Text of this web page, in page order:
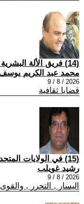
(14) فريق الألة البشرية - الحلقة السادسة
محمد عبد الكريم
2026 / 8 / 9
قضايا ثقافية
(15) في الولايات المتحدة نجاحات اليساريين تتواصل
رشيد غويلب
2026 / 8 / 9
اليسار , التحرر ,